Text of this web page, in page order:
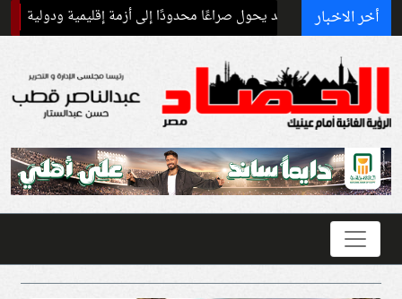
أخر الاخبار
الحروب: قد يحول صراعًا محدودًا إلى أزمة إقليمية ودولية برنامج